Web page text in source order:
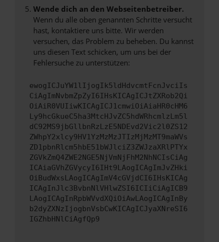
Wende dich an den Webseitenbetreiber.
Wenn du alle oben genannten Schritte versucht
hast, kontaktiere uns bitte. Wir werden
versuchen, das Problem zu beheben. Du kannst
uns diesen Text schicken, um uns bei der
Fehlersuche zu unterstützen:
ewogICJuYW1lIjogIk5ldHdvcmtFcnJvciIs
CiAgImNvbmZpZyI6IHsKICAgICJtZXRob2Qi
OiAiR0VUIiwKICAgICJ1cmwiOiAiaHR0cHM6
Ly9hcGkueC5ha3MtcHJvZC5hdWRhcmlzLm5l
dC92MS9jbGllbnRzLzE5NDEvd2Vic2l0ZS12
ZWhpY2xlcy9HV1YzMzMzJTIzMjMzMT9maWVs
ZD1pbnRlcm5hbE51bWJlciZ3ZWJzaXRlPTYx
ZGVkZmQ4ZWE2NGE5NjVmNjFhM2NhNCIsCiAg
ICAiaGVhZGVycyI6IHt9LAogICAgImJvZHki
OiBudWxsLAogICAgImV4cGVjdCI6IHsKICAg
ICAgInJlc3BvbnNlVHlwZSI6ICIiCiAgICB9
LAogICAgInRpbWVvdXQiOiAwLAogICAgInBy
b2dyZXNzIjogbnVsbCwKICAgICJyaXNreSI6
IGZhbHNlCiAgfQp9